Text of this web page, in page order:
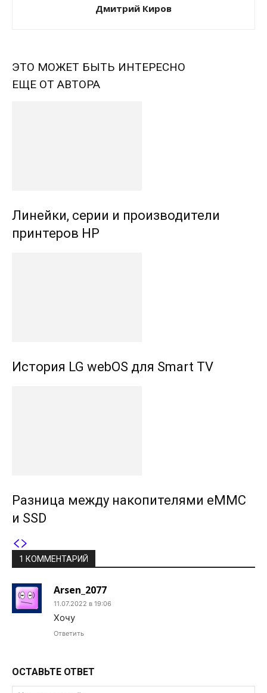
Дмитрий Киров
ЭТО МОЖЕТ БЫТЬ ИНТЕРЕСНО
ЕЩЕ ОТ АВТОРА
Линейки, серии и производители
принтеров HP
История LG webOS для Smart TV
Разница между накопителями eMMC
и SSD
1 КОММЕНТАРИЙ
Arsen_2077
11.07.2022 в 19:06
Хочу
Ответить
ОСТАВЬТЕ ОТВЕТ